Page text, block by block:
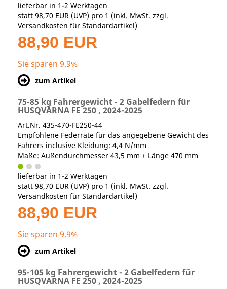
lieferbar in 1-2 Werktagen
statt 98,70 EUR (UVP) pro 1 (inkl. MwSt. zzgl.
Versandkosten für Standardartikel)
88,90 EUR
Sie sparen 9.9%
zum Artikel
75-85 kg Fahrergewicht - 2 Gabelfedern für
HUSQVARNA FE 250 , 2024-2025
Art.Nr. 435-470-FE250-44
Empfohlene Federrate für das angegebene Gewicht des
Fahrers inclusive Kleidung: 4,4 N/mm
Maße: Außendurchmesser 43,5 mm + Länge 470 mm
lieferbar in 1-2 Werktagen
statt 98,70 EUR (UVP) pro 1 (inkl. MwSt. zzgl.
Versandkosten für Standardartikel)
88,90 EUR
Sie sparen 9.9%
zum Artikel
95-105 kg Fahrergewicht - 2 Gabelfedern für
HUSQVARNA FE 250 , 2024-2025